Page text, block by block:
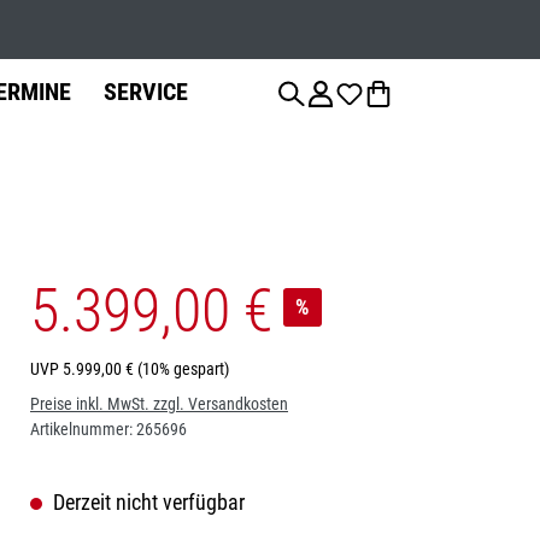
Fahrradteile
Sattelstützen
Bremsen
SERVICE
Fahrrad-
Montage
Jobs
5.399,00 € %
UVP 5.999,00 €(10% gespart)
Preise inkl. MwSt. zzgl. Versandkosten
Artikelnummer:265696
Derzeit nicht verfügbar